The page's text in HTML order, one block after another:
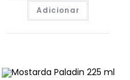
Adicionar